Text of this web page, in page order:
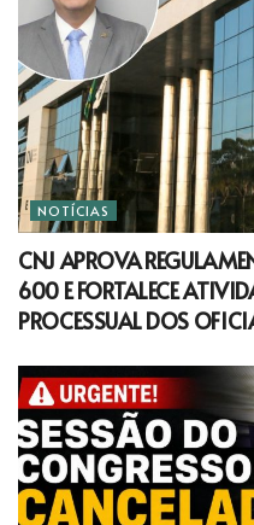
NOTÍCIAS
CNJ APROVA
600 E FORTALECE
PROCESSUAL DOS